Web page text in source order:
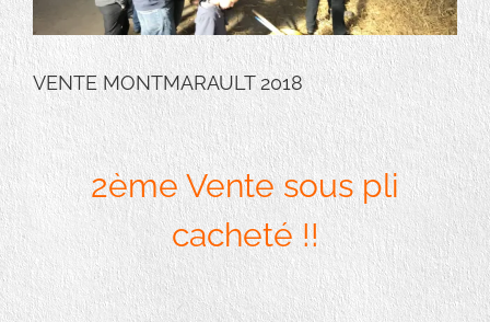
VENTE MONTMARAULT 2018
2ème Vente sous pli
cacheté !!